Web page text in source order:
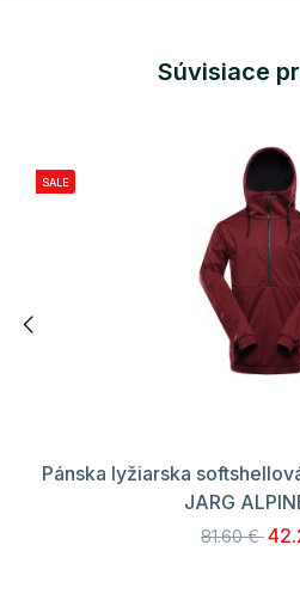
Súvisiace
SALE
Pánska lyžiarska
JARG
81.60 €